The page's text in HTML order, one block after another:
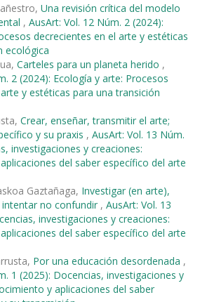
Una revisión crítica del modelo
, AusArt: Vol. 12 Núm. 2 (2024):
decrecientes en el arte y estéticas
ecológica
Carteles para un planeta herido ,
2 (2024): Ecología y arte: Procesos
y estéticas para una transición
Crear, enseñar, transmitir el arte;
y su praxis , AusArt: Vol. 13 Núm.
investigaciones y creaciones:
del saber específico del arte
Gaztañaga, Investigar (en arte),
no confundir , AusArt: Vol. 13
investigaciones y creaciones:
del saber específico del arte
Por una educación desordenada ,
1 (2025): Docencias, investigaciones y
y aplicaciones del saber